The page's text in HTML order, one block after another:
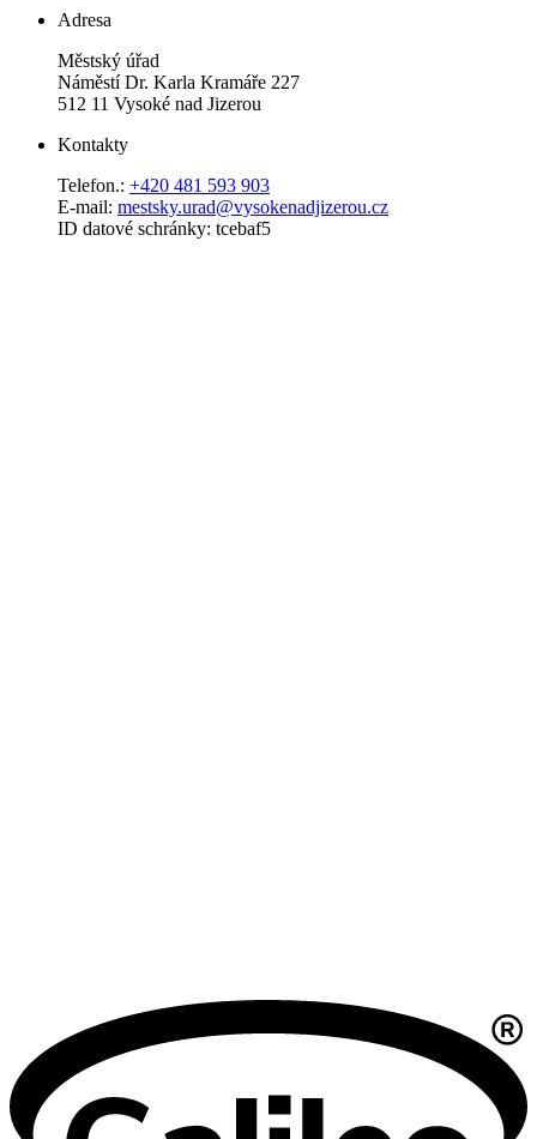
Adresa
Městský úřad
Náměstí Dr. Karla Kramáře 227
512 11 Vysoké nad Jizerou
Kontakty
Telefon.: +420 481 593 903
E-mail: mestsky.urad@vysokenadjizerou.cz
ID datové schránky: tcebaf5